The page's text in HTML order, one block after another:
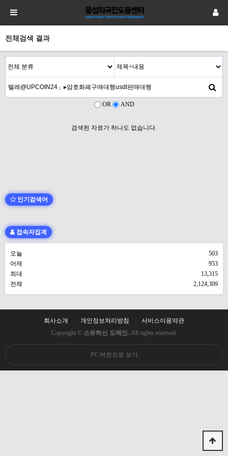
전체검색 결과
OR AND
검색된 자료가 하나도 없습니다.
인기검색어
접속자집계
오늘
503
어제
953
최대
13,315
전체
2,124,309
회사소개 개인정보처리방침
서비스이용약관
Copyright © 소유하신 도메인. All rights reserved.
PC 버전으로 보기